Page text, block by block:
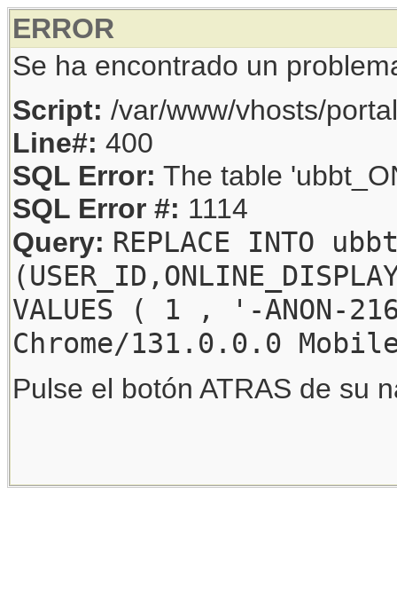
ERROR
Se ha encontrado un
Script: /var/www/vhosts/
Line#: 400
SQL Error: The table
SQL Error #: 1114
Query: REPLACE INTO
VALUES ( 1 , '-
Chrome/131.0.0.0
Pulse el botón ATRAS de su